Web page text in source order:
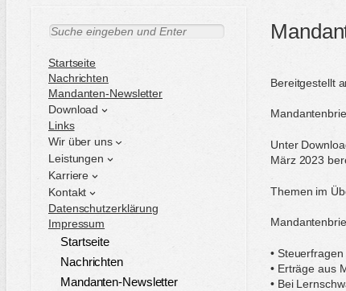
S
c
h
e
n
Startseite
Nachrichten
Mandanten-Newsletter
Download
Links
Wir über uns
Leistungen
Karriere
Kontakt
Datenschutzerklärung
Impressum
Startseite
Nachrichten
Mandanten-Newsletter
Bereitgestellt
Unter
März 2023
Themen im
•
• Erträge aus
• Bei